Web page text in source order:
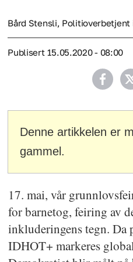
Bård Stensli, Politioverbetjent
Publisert 15.05.2020 - 08:00
Denne artikkelen er
gammel.
17. mai, vår
for barnetog, feiring av
inkluderingens tegn. Da
IDHOT+ markeres